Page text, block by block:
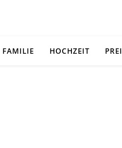
FAMILIE HOCHZEIT